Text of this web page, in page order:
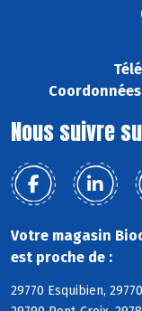
Coordonnées
Nous suivre
Votre magasin
est proche de :
29770 Esquibien,